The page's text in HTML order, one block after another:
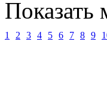
1 2 3 4 5 6 7 8 9